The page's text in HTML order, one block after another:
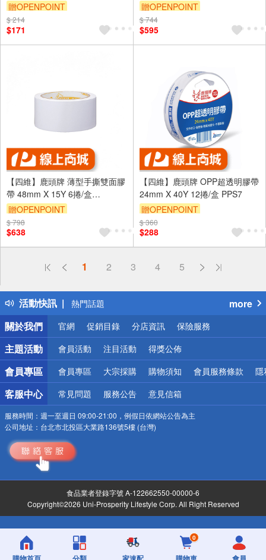
贈OPENPOINT
$ 214
$171
贈OPENPOINT
$ 744
$595
【四維】鹿頭牌 薄型手撕雙面膠
帶 48mm X 15Y 6捲/盒
DSSLM(原型號DFS3)
贈OPENPOINT
$ 798
$638
【四維】鹿頭牌 OPP超透明膠帶
24mm X 40Y 12捲/盒 PPS7
贈OPENPOINT
$ 360
$288
1 2 3 4 5
活動快訊
偏遠地區配送
得獎公告
熱門話題
銀行優惠
偏遠地區配送
詐騙網頁！請小心！
more
關於我們
官網 促銷目錄 分店資訊 保險服務
主題活動 會員活動 注目活動 得獎公佈
會員專區 會員專區 大宗採購 購物須知 會員服務條款 隱
客服中心 常見問題 服務公告 意見信箱
服務時間： 週一至週日 09:00-21:00，例假日依網站公告為主
公司地址： 台北市北投區大業路136號5樓 (台灣)
食品業者登錄字號 A-122662550-00000-6
Copyright©2026 Uni-Prosperity Lifestyle Corp. All Right Reserved
0